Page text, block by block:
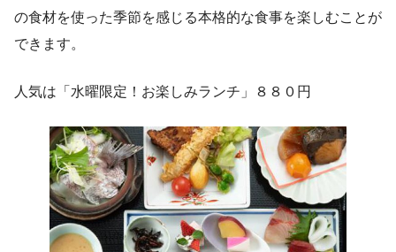
の食材を使った季節を感じる本格的な食事を楽しむことが
できます。
人気は「水曜限定！お楽しみランチ」８８０円